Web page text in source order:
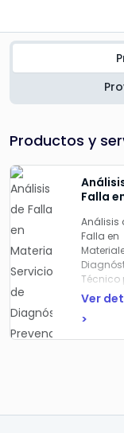
Productos y
Falla
y
de
Análisis
Falla en
Técnico
de
falla en
Ver
>